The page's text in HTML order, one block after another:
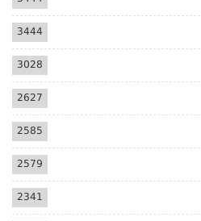
3444
3028
2627
2585
2579
2341